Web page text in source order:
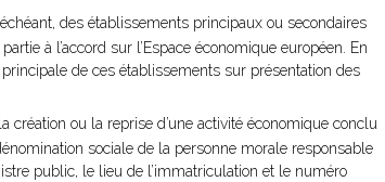
des établissements principaux ou secondaires
à l’accord sur l’Espace économique européen. En
de ces établissements sur présentation des
création ou la reprise d’une activité économique conclu
sociale de la personne morale responsable
public, le lieu de l’immatriculation et le numéro